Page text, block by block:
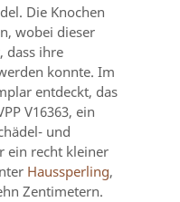
Die Knochen
wobei dieser
dass ihre
konnte. Im
entdeckt, das
V16363, ein
und
ein recht kleiner
Haussperling,
Zentimetern.